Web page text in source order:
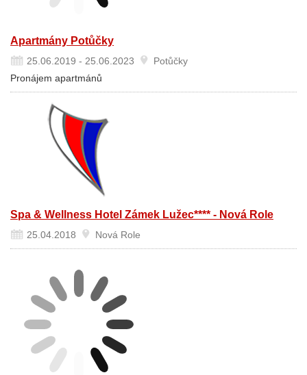
Apartmány Potůčky
25.06.2019 - 25.06.2023
Potůčky
Pronájem apartmánů
Spa & Wellness Hotel Zámek Lužec**** - Nová Role
25.04.2018 Nová Role